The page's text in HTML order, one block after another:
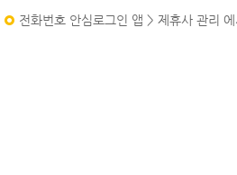
전화번호 안심로그인 앱 > 제휴사 관리